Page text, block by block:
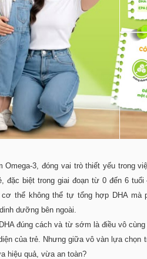
Omega-3, đóng vai trò thiết yếu trong
đặc biệt trong giai đoạn từ 0 đến 6 tuổi
thể không thể tự tổng hợp DHA mà
dưỡng bên ngoài.
đúng cách và từ sớm là điều vô
của trẻ. Nhưng giữa vô vàn lựa chọn
hiệu quả, vừa an toàn?